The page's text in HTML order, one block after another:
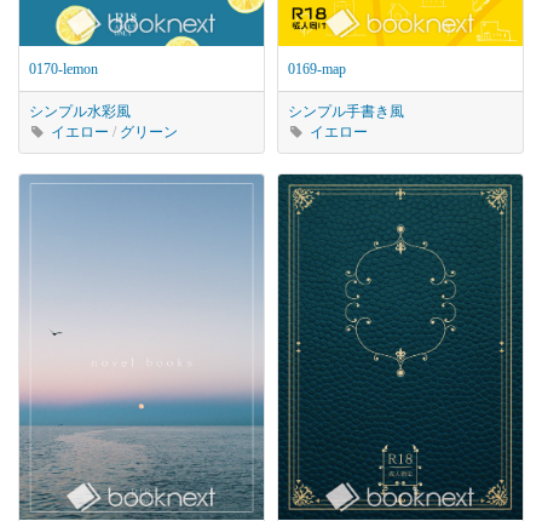
0170-lemon
シンプル水彩風
イエロー / グリーン
0169-map
シンプル手書き風
イエロー